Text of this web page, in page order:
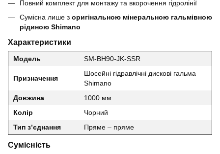
Повний комплект для монтажу та вкорочення гідролінії
Сумісна лише з оригінальною мінеральною гальмівною
рідиною Shimano
Характеристики
Модель SM-BH90-JK-SSR
Призначення
Шосейні гідравлічні дискові гальма
Shimano
Довжина
1000 мм
Колір
Чорний
Тип з’єднання
Пряме – пряме
Сумісність